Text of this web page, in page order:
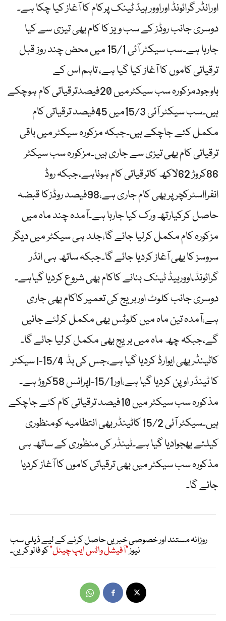
اورانڈر گرائونڈ اوراوور ہیڈ ٹینک پرکام کا آغاز کیا چکا ہے۔
دوسری جانب روڈز کے سب ویز کا کام بھی تیزی سے کیا
جارہا ہے۔سب سیکٹر آئی 15/1 میں محض چند روز قبل
ترقیاتی کاموں کا آغاز کیا گیا ہے، تاہم اس کے
باوجودمزکورہ سب سیکٹرمیں 20فیصدترقیاتی کام ہوچکے
ہیں۔سب سیکٹر آئی 15/3میں 45فیصد ترقیاتی کام
مکمل کئے جاچکے ہیں۔جبکہ مزکورہ سیکٹر میں باقی
ترقیاتی کام بھی تیزی سے جاری ہیں۔مزکورہ سب سیکٹر
86کروڑ 62لاکھ کاترقیاتی کام ہوناہے،جبکہ روڈ
انفرااسٹرکچرپر بھی کام جاری ہے،98فیصد روڈزکا قبضہ
حاصل کرکیارتھ ورک کیا جارہا ہے۔آمدہ چند ماہ میں
مزکورہ کام مکمل کرلیا جائے گا،جلد ہی سیکٹر میں دیگر
سروسز کا بھی آغاز کردیا جائے گا۔جبکہ ساتھ ہی انڈر
گرائونڈ،اوورہیڈ ٹینک بنانے کاکام بھی شروع کردیا گیاہے۔
دوسری جانب کلوٹ اوربریج کی تعمیر کاکام بھی جاری
ہے،آمدہ تین ماہ میں کلوٹس بھی مکمل کرلئے جائیں
گے،جبکہ چھ ماہ میں بریج بھی مکمل کرلیا جائے گا۔
سیکٹر I-15/4 کاٹینڈر بھی ایوارڈ کردیا گیا ہے،جس کی بڈ
پرائس 58کروڑ ہے۔I-15/1کا ٹینڈر اوپن کردیا گیا ہے،اور
مذکورہ سب سیکٹر میں 10فیصد ترقیاتی کام کئے جاچکے
ہیں۔سیکٹر آئی 15/2 کاٹینڈر بھی انتظامیہ کومنظوری
کیلئے بھجوادیا گیا ہے۔ٹینڈر کی منظوری کے ساتھ ہی
مذکورہ سب سیکٹر میں بھی ترقیاتی کاموں کا آغاز کردیا
جائے گا۔
روزانہ مستند اور خصوصی خبریں حاصل کرنے کے لیے ڈیلی سب
نیوز"آفیشل واٹس ایپ چینل"کو فالو کریں۔